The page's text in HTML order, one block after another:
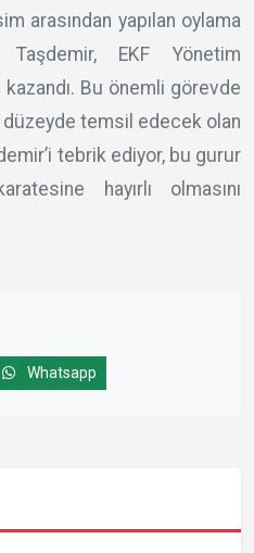
arasından yapılan oylama
Taşdemir, EKF Yönetim
Bu önemli görevde
temsil edecek olan
tebrik ediyor, bu gurur
hayırlı olmasını
Whatsapp